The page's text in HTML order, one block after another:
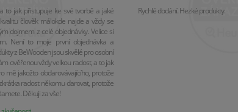
to jak přistupuje ke své tvorbě a jaké
člověk málokde najde a vždy se
dojmem z celé objednávky. Velice si
Není to moje první objednávka a
z BeWooden jsou skvělé pro osobní
ověřenou vždy velkou radost, a to jak
mě jakožto obdarovávajícího, protože
radost někomu darovat, protože
Děkuji za vše!
Rychlé dodání. Hezké produkty.